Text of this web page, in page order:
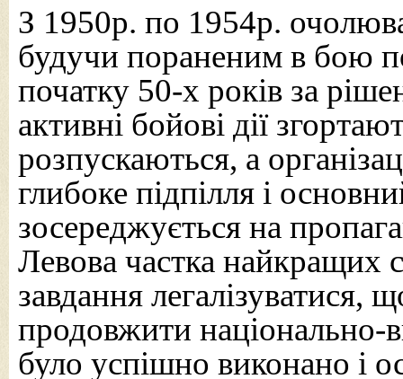
З 1950р. по 1954р.
будучи пораненим в бою
початку 50-х років за
активні бойові дії
розпускаються, а
глибоке підпілля і
зосереджується на
Левова частка
завдання легалізуватися,
продовжити національно-
було успішно виконано і